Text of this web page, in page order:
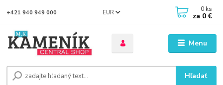
Menu
EUR
Hľadať
+421 940 949 000 0 ks
za 0 €